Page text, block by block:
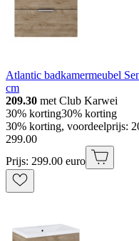
Atlantic badkamermeubel
cm
209.30 met Club Karwei
30% korting30% korting
30% korting, voordeelprijs:
299.00
Prijs: 299.00 euro